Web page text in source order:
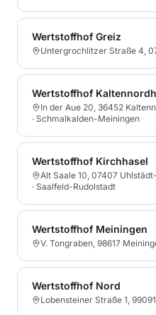
Wertstoffhof Greiz
Untergrochlitzer Straße 4,
Wertstoffhof
In der Aue 20, 36452
· Schmalkalden-Meiningen
Wertstoffhof Kirchhasel
Alt Saale 10, 07407
· Saalfeld-Rudolstadt
Wertstoffhof Meiningen
V. Tongraben, 98617
Wertstoffhof Nord
Lobensteiner Straße 1,